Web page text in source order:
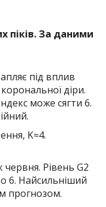
піків. За даними
під вплив
діри.
може сягти 6.
K≈4.
Рівень G2
6. Найсильніший
прогнозом.